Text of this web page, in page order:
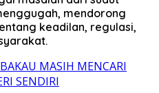
mendorong
keadilan, regulasi,